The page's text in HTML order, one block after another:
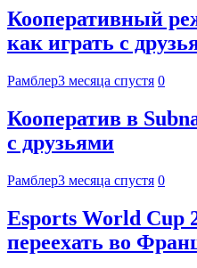
Кооперативный
как играть с
Рамблер3 месяца спустя 0
Кооператив в
с друзьями
Рамблер3 месяца спустя 0
Esports World Cup
переехать во